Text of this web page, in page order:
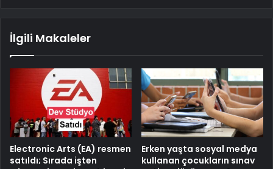
İlgili Makaleler
Electronic Arts (EA) resmen
satıldı; Sırada işten
Erken yaşta sosyal medya
kullanan çocukların sınav